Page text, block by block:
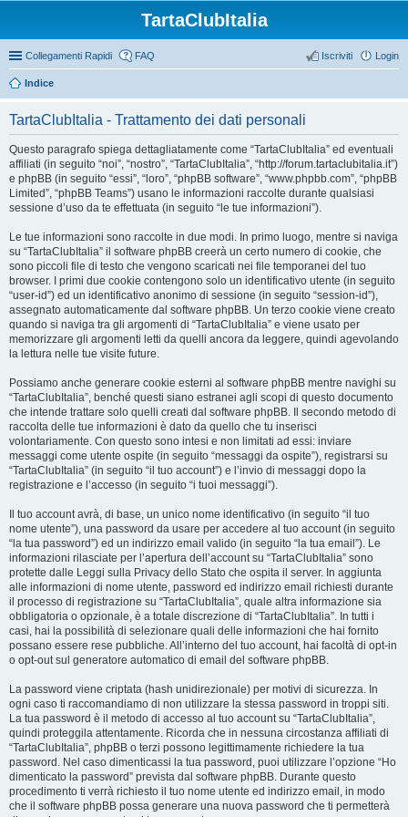
TartaClubItalia
Collegamenti Rapidi FAQ Login
Iscriviti
Indice
TartaClubItalia - Trattamento dei dati personali
Questo paragrafo spiega dettagliatamente come “TartaClubItalia” ed eventuali
affiliati (in seguito “noi”, “nostro”, “TartaClubItalia”, “http://forum.tartaclubitalia.it”)
e phpBB (in seguito “essi”, “loro”, “phpBB software”, “www.phpbb.com”, “phpBB
Limited”, “phpBB Teams”) usano le informazioni raccolte durante qualsiasi
sessione d’uso da te effettuata (in seguito “le tue informazioni”).
Le tue informazioni sono raccolte in due modi. In primo luogo, mentre si naviga
su “TartaClubItalia” il software phpBB creerà un certo numero di cookie, che
sono piccoli file di testo che vengono scaricati nei file temporanei del tuo
browser. I primi due cookie contengono solo un identificativo utente (in seguito
“user-id”) ed un identificativo anonimo di sessione (in seguito “session-id”),
assegnato automaticamente dal software phpBB. Un terzo cookie viene creato
quando si naviga tra gli argomenti di “TartaClubItalia” e viene usato per
memorizzare gli argomenti letti da quelli ancora da leggere, quindi agevolando
la lettura nelle tue visite future.
Possiamo anche generare cookie esterni al software phpBB mentre navighi su
“TartaClubItalia”, benché questi siano estranei agli scopi di questo documento
che intende trattare solo quelli creati dal software phpBB. Il secondo metodo di
raccolta delle tue informazioni è dato da quello che tu inserisci
volontariamente. Con questo sono intesi e non limitati ad essi: inviare
messaggi come utente ospite (in seguito “messaggi da ospite”), registrarsi su
“TartaClubItalia” (in seguito “il tuo account”) e l’invio di messaggi dopo la
registrazione e l’accesso (in seguito “i tuoi messaggi”).
Il tuo account avrà, di base, un unico nome identificativo (in seguito “il tuo
nome utente”), una password da usare per accedere al tuo account (in seguito
“la tua password”) ed un indirizzo email valido (in seguito “la tua email”). Le
informazioni rilasciate per l’apertura dell’account su “TartaClubItalia” sono
protette dalle Leggi sulla Privacy dello Stato che ospita il server. In aggiunta
alle informazioni di nome utente, password ed indirizzo email richiesti durante
il processo di registrazione su “TartaClubItalia”, quale altra informazione sia
obbligatoria o opzionale, è a totale discrezione di “TartaClubItalia”. In tutti i
casi, hai la possibilità di selezionare quali delle informazioni che hai fornito
possano essere rese pubbliche. All’interno del tuo account, hai facoltà di opt-in
o opt-out sul generatore automatico di email del software phpBB.
La password viene criptata (hash unidirezionale) per motivi di sicurezza. In
ogni caso ti raccomandiamo di non utilizzare la stessa password in troppi siti.
La tua password è il metodo di accesso al tuo account su “TartaClubItalia”,
quindi proteggila attentamente. Ricorda che in nessuna circostanza affiliati di
“TartaClubItalia”, phpBB o terzi possono legittimamente richiedere la tua
password. Nel caso dimenticassi la tua password, puoi utilizzare l’opzione “Ho
dimenticato la password” prevista dal software phpBB. Durante questo
procedimento ti verrà richiesto il tuo nome utente ed indirizzo email, in modo
che il software phpBB possa generare una nuova password che ti permetterà